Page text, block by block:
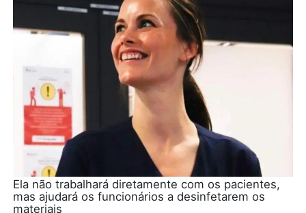
Ela não trabalhará diretamente com os pacientes,
mas ajudará os funcionários a desinfetarem os
materiais